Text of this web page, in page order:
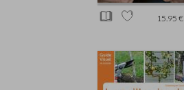
15.95 €